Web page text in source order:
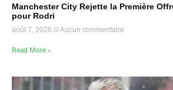
Manchester City Rejette la Première
pour Rodri
août 7, 2026 Aucun commentaire
Read More »